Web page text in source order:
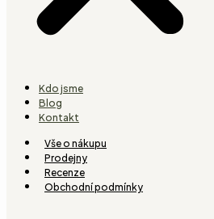
Kdo jsme
Blog
Kontakt
Vše o nákupu
Prodejny
Recenze
Obchodní podmínky